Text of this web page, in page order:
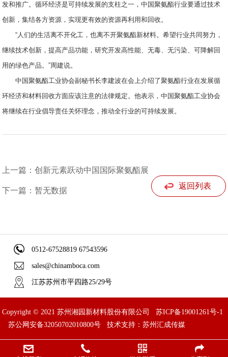
发和推广。循环经济是可持续发展的支柱之一，中国聚氨酯行业要通过技术
创新，集结各方资源，实现更有效的资源再利用和回收。
“人们的生活离不开化工，也离不开聚氨酯新材料。希望行业共同努力，
继续技术创新，提高产品功能，研究开发高性能、无毒、无污染、可降解回
用的绿色产品。”周建说。
中国聚氨酯工业协会副秘书长李建波在会上介绍了聚氨酯行业在发展循
环经济和材料回收方面应该注意的法律规定。他表示，中国聚氨酯工业协会
将继续在行业倡导责任关怀理念，推动全行业的可持续发展。
上一篇：创新元素跃动中国国际聚氨酯展
下一篇：暂无数据
返回列表
0512-67528819 67543596
sales@chinamboca.com
江苏苏州市平四路25/29号
Copyright © 2021 苏州湘园新材料股份有限公司苏ICP备19001261号-1
苏公网安备32050702010800号
技术支持：苏州汇成传媒